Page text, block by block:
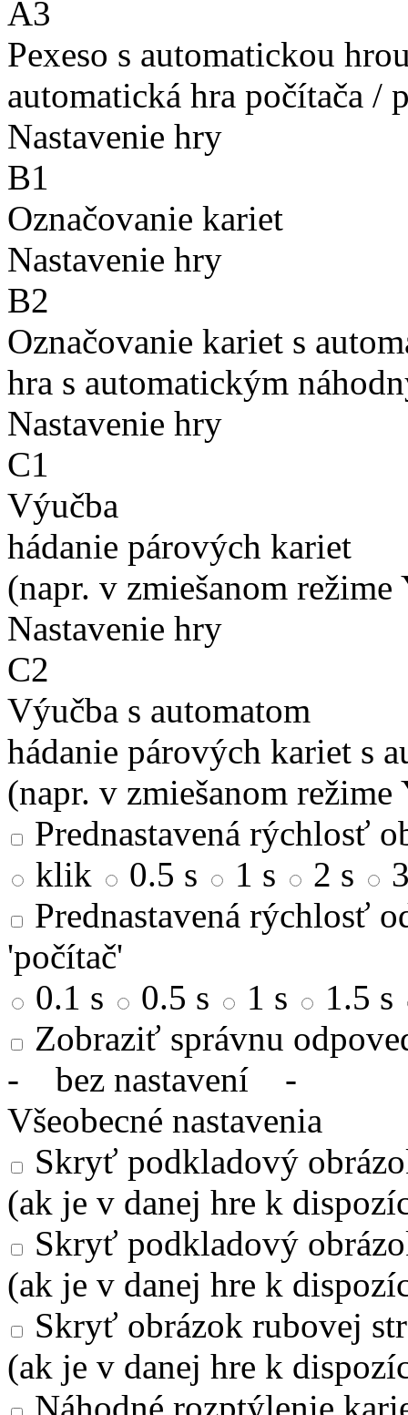
A3
Pexeso s automatickou
automatická hra počítača /
Nastavenie hry
B1
Označovanie kariet
Nastavenie hry
B2
Označovanie kariet s
hra s automatickým
Nastavenie hry
C1
Výučba
hádanie párových kariet
(napr. v zmiešanom režime
Nastavenie hry
C2
Výučba s automatom
hádanie párových kariet s
(napr. v zmiešanom režime
Prednastavená rýchlosť
klik
0.5 s 1 s 2 s
Prednastavená rýchlosť
'počítač'
0.1 s
0.5 s 1 s
1.5 s
Zobraziť správnu
- bez nastavení -
Všeobecné nastavenia
Skryť podkladový
(ak je v danej hre k
Skryť podkladový
(ak je v danej hre k
Skryť obrázok rubovej
(ak je v danej hre k
Náhodné rozptýlenie